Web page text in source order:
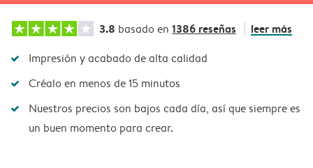
3.8 basado en 1386 reseñas leer más
Impresión y acabado de alta calidad
Créalo en menos de 15 minutos
Nuestros precios son bajos cada día, así que siempre es
un buen momento para crear.